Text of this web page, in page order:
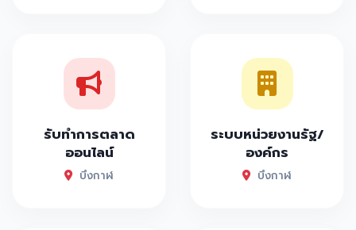
รับทำการตลาด
ออนไลน์
บึงกาฬ
ระบบหน่วยงานรัฐ/
องค์กร
บึงกาฬ